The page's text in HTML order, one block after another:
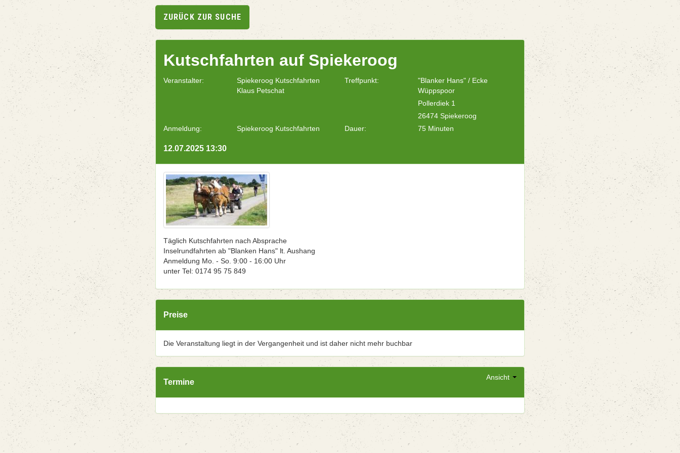
ZURÜCK ZUR SUCHE
Kutschfahrten auf Spiekeroog
Veranstalter:
Spiekeroog Kutschfahrten
Klaus Petschat
Treffpunkt:
"Blanker Hans" / Ecke
Wüppspoor
Pollerdiek 1
26474 Spiekeroog
Anmeldung:
Spiekeroog Kutschfahrten Dauer: 75 Minuten
12.07.2025 13:30
Täglich Kutschfahrten nach Absprache
Inselrundfahrten ab "Blanken Hans" lt. Aushang
Anmeldung Mo. - So. 9:00 - 16:00 Uhr
unter Tel: 0174 95 75 849
Preise
Die Veranstaltung liegt in der Vergangenheit und ist daher nicht mehr buchbar
Ansicht
Termine